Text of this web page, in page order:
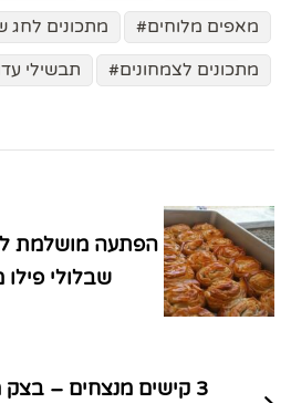
מאפים מלוחים
מתכונים לחג
מתכונים לצמחונים
תבשילי
בפוסטים
הפתעה מושלמת
שבלולי פילו
3 קישים מנצחים –